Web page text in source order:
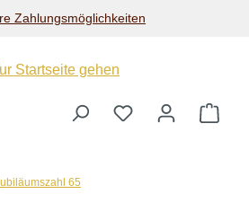
Zahlungsmöglichkeiten
65